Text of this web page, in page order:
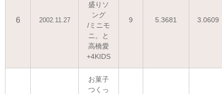
6 2002.11.27
盛りソ
ング
/ミニモ
ニ。と
高橋愛
+4KIDS
9 5.3681 3.0609
お菓子
つくっ